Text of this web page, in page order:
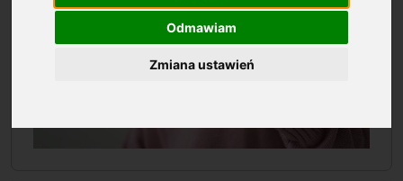
Odmawiam
Zmiana ustawień